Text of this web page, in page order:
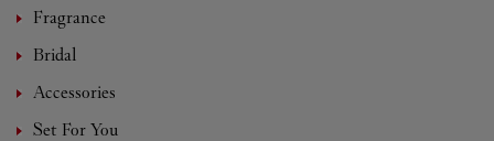
Fragrance
Bridal
Accessories
Set For You